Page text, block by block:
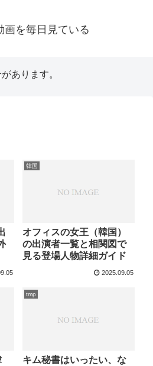
画を毎日見ている
あります。
韓国
オフィスの女王（韓国）
の出演者一覧と相関図で
見る登場人物詳細ガイド
2025.09.05
tmp
キム秘書はいったい、な